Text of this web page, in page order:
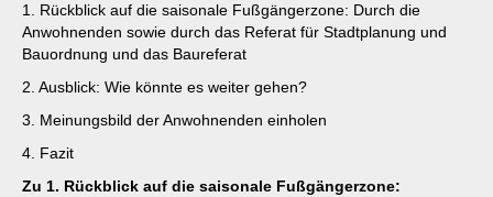
1. Rückblick auf die saisonale Fußgängerzone: Durch die
Anwohnenden sowie durch das Referat für Stadtplanung und
Bauordnung und das Baureferat
2. Ausblick: Wie könnte es weiter gehen?
3. Meinungsbild der Anwohnenden einholen
4. Fazit
Zu 1. Rückblick auf die saisonale Fußgängerzone: